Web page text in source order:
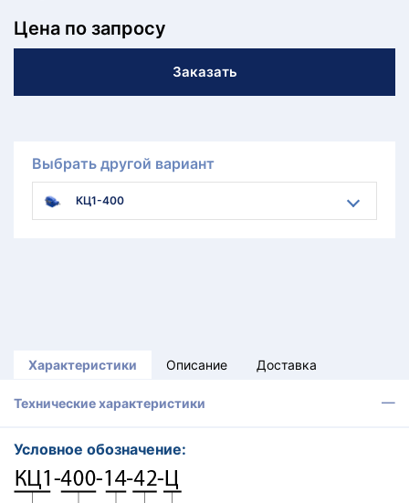
Цена по запросу
Заказать
Выбрать другой вариант
КЦ1-400
Характеристики Описание Доставка
Технические характеристики
Условное обозначение: